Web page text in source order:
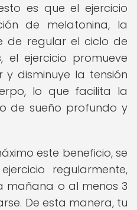
es que el ejercicio
de melatonina, la
de regular el ciclo de
el ejercicio promueve
y disminuye la tensión
lo que facilita la
de sueño profundo y
este beneficio, se
regularmente,
mañana o al menos 3
De esta manera, tu